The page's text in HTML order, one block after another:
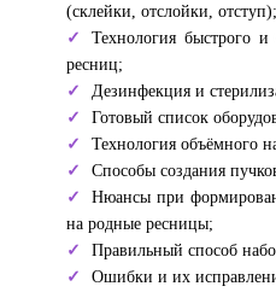
(склейки, отслойки, отступ);
Технология быстрого и
ресниц;
Дезинфекция и
Готовый список
Технология объёмного
Способы создания
Нюансы при
на родные ресницы;
Правильный способ
Ошибки и их